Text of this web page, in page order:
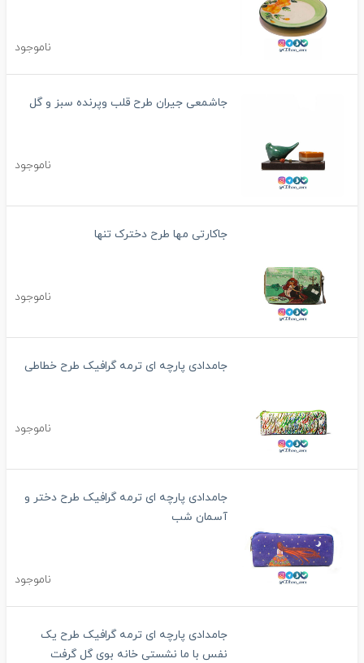
ناموجود
جاشمعی جیران طرح قلب وپرنده سبز و گل
ناموجود
جاکارتی مها طرح دخترک تنها
ناموجود
جامدادی پارچه ای ترمه گرافیک طرح خطاطی
ناموجود
جامدادی پارچه ای ترمه گرافیک طرح دختر و
آسمان شب
ناموجود
جامدادی پارچه ای ترمه گرافیک طرح یک
نفس با ما نشستی خانه بوی گل گرفت